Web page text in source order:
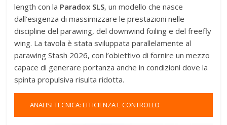
length con la Paradox SLS, un modello che nasce
dall’esigenza di massimizzare le prestazioni nelle
discipline del parawing, del downwind foiling e del freefly
wing. La tavola è stata sviluppata parallelamente al
parawing Stash 2026, con l’obiettivo di fornire un mezzo
capace di generare portanza anche in condizioni dove la
spinta propulsiva risulta ridotta.
ANALISI TECNICA: EFFICIENZA E CONTROLLO